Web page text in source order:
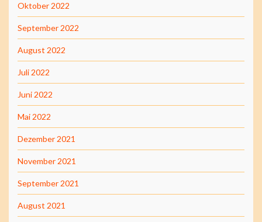
Oktober 2022
September 2022
August 2022
Juli 2022
Juni 2022
Mai 2022
Dezember 2021
November 2021
September 2021
August 2021